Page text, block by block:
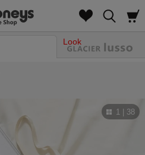
Look
1 | 38